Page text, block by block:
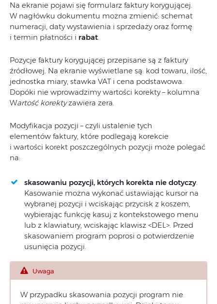
Na ekranie pojawi się formularz faktury korygującej.
W nagłówku dokumentu można zmienić: schemat
numeracji, daty wystawienia i sprzedaży oraz formę
i termin płatności i rabat.
Pozycje faktury korygującej przepisane są z faktury
źródłowej. Na ekranie wyświetlane są: kod towaru, ilość,
jednostka miary, stawka VAT i cena podstawowa.
Dopóki nie wprowadzimy wartości korekty – kolumna
Wartość korektyzawiera zera.
Modyfikacja pozycji – czyli ustalenie tych
elementów faktury, które podlegają korekcie
i wartości korekt poszczególnych pozycji może polegać
na:
skasowaniu pozycji, których korekta nie dotyczy.
Kasowanie można wykonać ustawiając kursor na
wybranej pozycji i wciskając przycisk z koszem,
wybierając funkcję kasuj z kontekstowego menu
lub z klawiatury, wciskając klawisz <DEL>. Przed
skasowaniem program poprosi o potwierdzenie
usunięcia pozycji.
Uwaga
W przypadku skasowania pozycji program nie